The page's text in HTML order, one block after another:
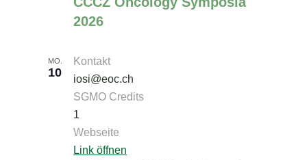
2026
MO.
10
Kontakt
iosi@eoc.ch
SGMO Credits
1
Webseite
Link öffnen